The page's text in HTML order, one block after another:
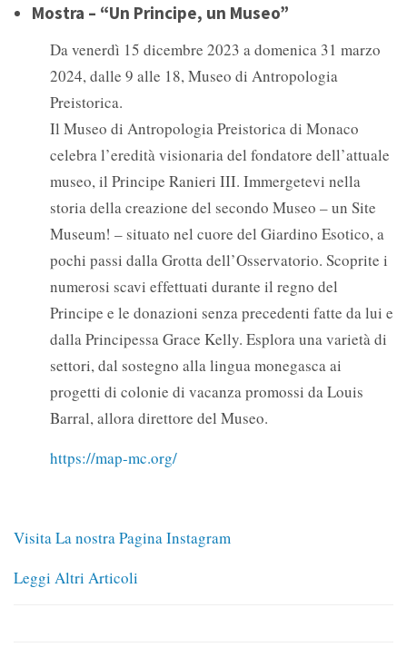
Mostra – “Un Principe, un Museo”
Da venerdì 15 dicembre 2023 a domenica 31 marzo
2024, dalle 9 alle 18, Museo di Antropologia
Preistorica.
Il Museo di Antropologia Preistorica di Monaco
celebra l’eredità visionaria del fondatore dell’attuale
museo, il Principe Ranieri III. Immergetevi nella
storia della creazione del secondo Museo – un Site
Museum! – situato nel cuore del Giardino Esotico, a
pochi passi dalla Grotta dell’Osservatorio. Scoprite i
numerosi scavi effettuati durante il regno del
Principe e le donazioni senza precedenti fatte da lui e
dalla Principessa Grace Kelly. Esplora una varietà di
settori, dal sostegno alla lingua monegasca ai
progetti di colonie di vacanza promossi da Louis
Barral, allora direttore del Museo.
https://map-mc.org/
Visita La nostra Pagina Instagram
Leggi Altri Articoli